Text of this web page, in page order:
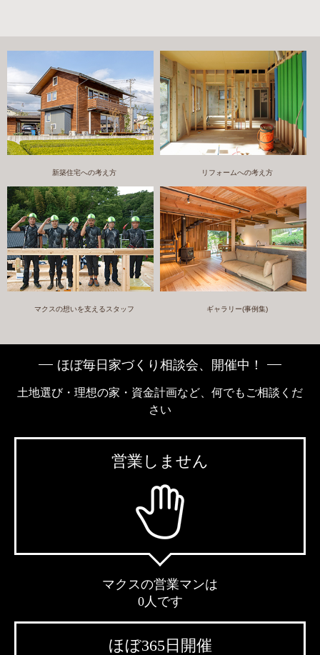
新築住宅への考え方 リフォームへの考え方
マクスの想いを支えるスタッフ ギャラリー(事例集)
ほぼ毎日家づくり相談会、開催中！
土地選び・理想の家・資金計画など、何でもご相談くだ
さい
営業しません
マクスの営業マンは
0人です
ほぼ365日開催